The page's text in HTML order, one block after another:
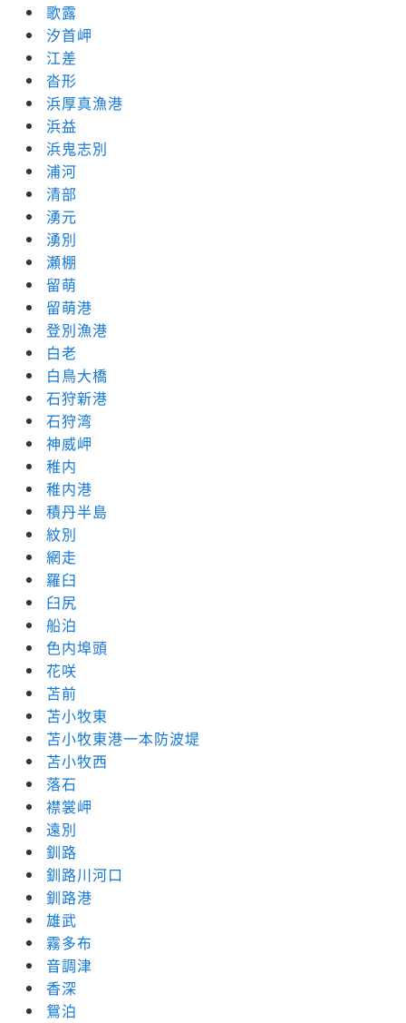
歌露
汐首岬
江差
沓形
浜厚真漁港
浜益
浜鬼志別
浦河
清部
湧元
湧別
瀬棚
留萌
留萌港
登別漁港
白老
白鳥大橋
石狩新港
石狩湾
神威岬
稚内
稚内港
積丹半島
紋別
網走
羅臼
臼尻
船泊
色内埠頭
花咲
苫前
苫小牧東
苫小牧東港一本防波堤
苫小牧西
落石
襟裳岬
遠別
釧路
釧路川河口
釧路港
雄武
霧多布
音調津
香深
鴛泊